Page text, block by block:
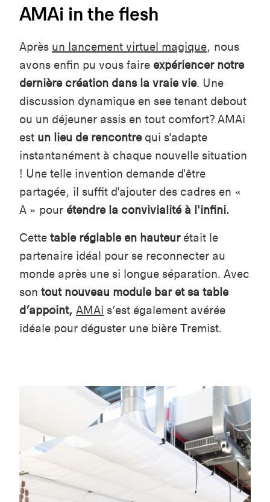
AMAi in the flesh
Après un lancement virtuel magique, nous
avons enfin pu vous faire expériencer notre
dernière création dans la vraie vie. Une
discussion dynamique en see tenant debout
ou un déjeuner assis en tout comfort? AMAi
est un lieu de rencontrequi s'adapte
instantanément à chaque nouvelle situation
! Une telle invention demande d'être
partagée, il suffit d'ajouter des cadres en «
A » pour étendre la convivialité à l'infini.
Cette table réglable en hauteurétait le
partenaire idéal pour se reconnecter au
monde après une si longue séparation. Avec
son tout nouveau module bar et sa table
d’appoint, AMAi s’est également avérée
idéale pour déguster une bière Tremist.